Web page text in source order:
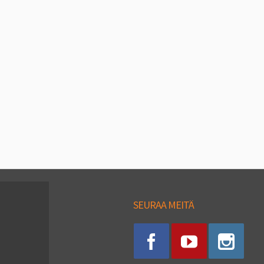
SEURAA MEITÄ